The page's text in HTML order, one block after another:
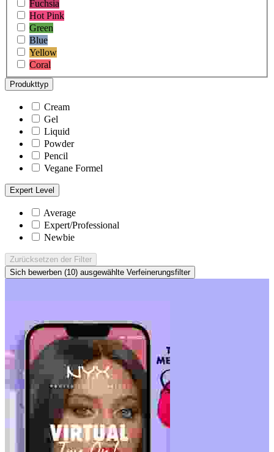
Fuchsia
Hot Pink
Green
Blue
Yellow
Coral
Produkttyp
Cream
Gel
Liquid
Powder
Pencil
Vegane Formel
Expert Level
Average
Expert/Professional
Newbie
Zurücksetzen der Filter
Sich bewerben (10) ausgewählte Verfeinerungsfilter